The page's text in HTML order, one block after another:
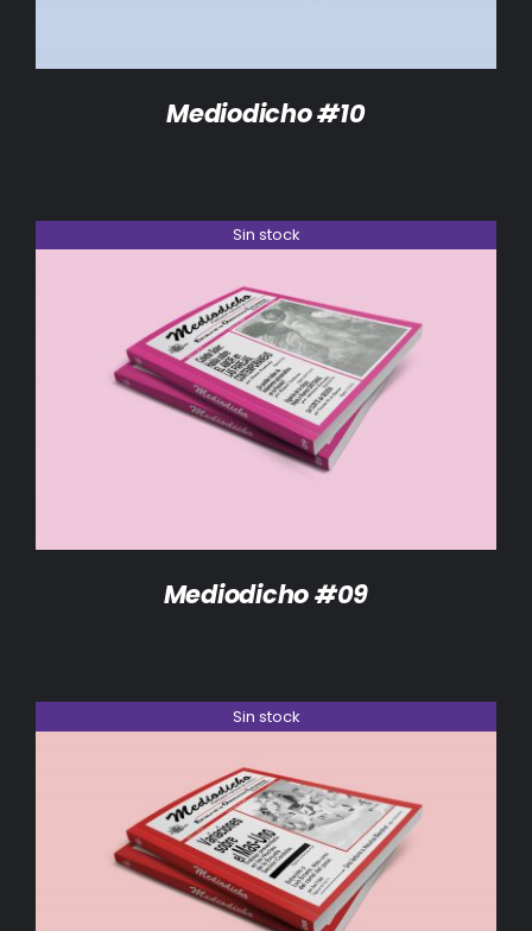
Mediodicho #10
Sin stock
DETALLES
Mediodicho #09
Sin stock
DETALLES